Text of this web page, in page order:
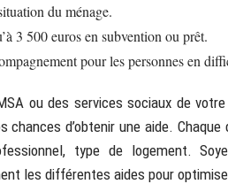
du ménage.
3 500 euros en subvention ou prêt.
pour les personnes en
ou des services sociaux de
d’obtenir une aide.
type de logement.
les différentes aides pour